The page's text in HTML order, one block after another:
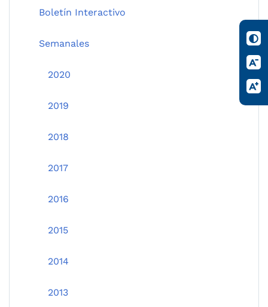
Boletín Interactivo
Semanales
2020
2019
2018
2017
2016
2015
2014
2013